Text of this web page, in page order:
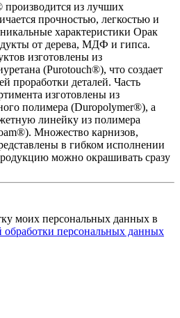
из лучших
прочностью, легкостью и
характеристики Орак
от дерева, МДФ и гипса.
изготовлены из
(Purotouch®), что создает
проработки деталей. Часть
изготовлены из
полимера (Duropolymer®), а
линейку из полимера
Множество карнизов,
в гибком исполнении
можно окрашивать сразу
моих персональных данных в
обработки персональных данных